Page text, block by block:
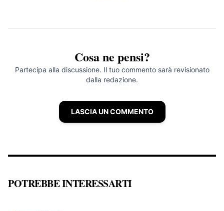
Cosa ne pensi?
Partecipa alla discussione. Il tuo commento sarà revisionato
dalla redazione.
LASCIA UN COMMENTO
POTREBBE INTERESSARTI